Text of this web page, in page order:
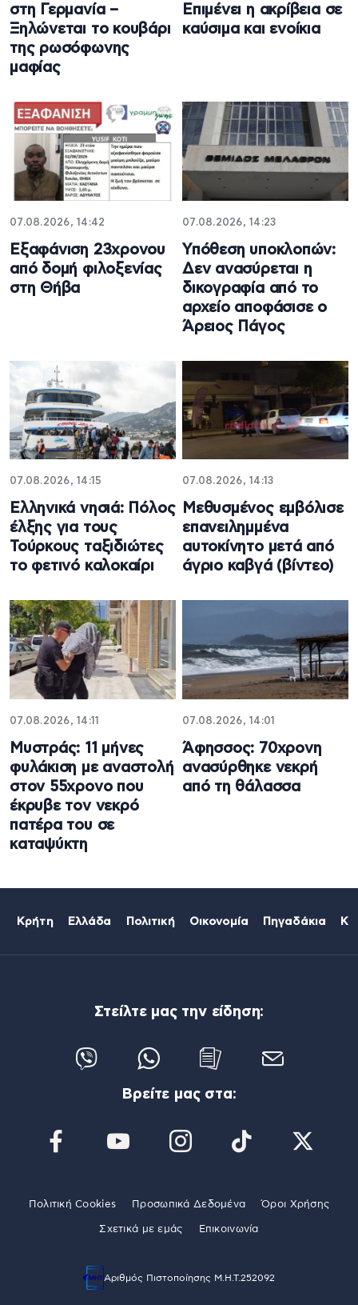
στη Γερμανία –
Ξηλώνεται το κουβάρι
της ρωσόφωνης
μαφίας
Επιμένει η ακρίβεια σε
καύσιμα και ενοίκια
07.08.2026, 14:42
Εξαφάνιση 23χρονου
από δομή φιλοξενίας
στη Θήβα
07.08.2026, 14:23
Υπόθεση υποκλοπών:
Δεν ανασύρεται η
δικογραφία από το
αρχείο αποφάσισε ο
Άρειος Πάγος
07.08.2026, 14:15
Ελληνικά νησιά: Πόλος
έλξης για τους
Τούρκους ταξιδιώτες
το φετινό καλοκαίρι
07.08.2026, 14:13
Μεθυσμένος εμβόλισε
επανειλημμένα
αυτοκίνητο μετά από
άγριο καβγά (βίντεο)
07.08.2026, 14:11
Μυστράς: 11 μήνες
φυλάκιση με αναστολή
στον 55χρονο που
έκρυβε τον νεκρό
πατέρα του σε
καταψύκτη
07.08.2026, 14:01
Άφησσος: 70χρονη
ανασύρθηκε νεκρή
από τη θάλασσα
Κρήτη Ελλάδα Πολιτική Οικονομία Πηγαδάκια
Στείλτε μας την είδηση:
Βρείτε μας στα:
Πολιτική Cookies Προσωπικά Δεδομένα Όροι Χρήσης
Σχετικά με εμάς Επικοινωνία
Αριθμός Πιστοποίησης Μ.Η.Τ.252092